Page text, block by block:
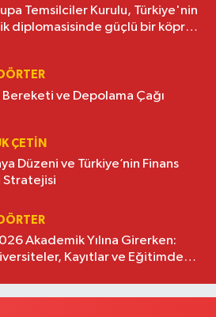
Temsilciler Kurulu, Türkiye'nin
diplomasisinde güçlü bir köprü
Bereketi ve Depolama Çağı
ÇETİN
Düzeni ve Türkiye’nin Finans
Akademik Yılına Girerken:
Kayıtlar ve Eğitimde